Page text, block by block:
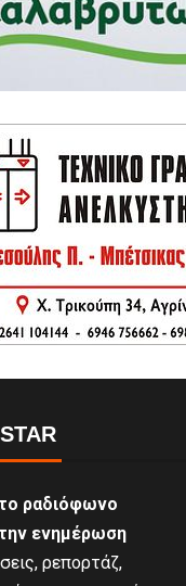
ραδιόφωνο
ενημέρωση
ρεπορτάζ,